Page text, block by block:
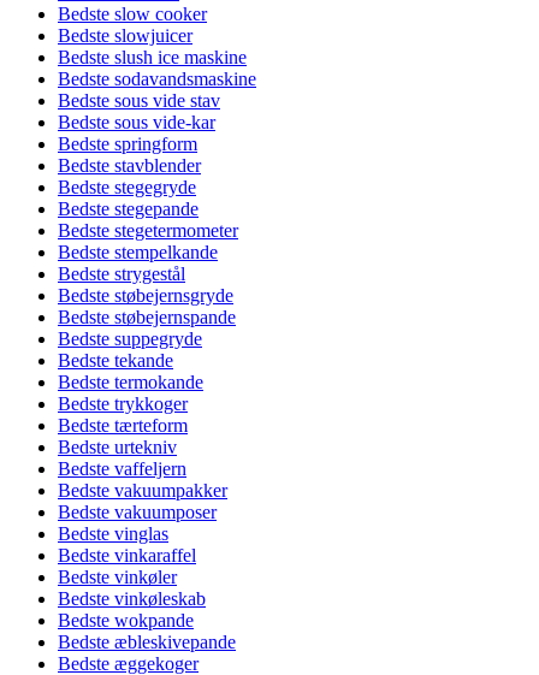
Bedste slow cooker
Bedste slowjuicer
Bedste slush ice maskine
Bedste sodavandsmaskine
Bedste sous vide stav
Bedste sous vide-kar
Bedste springform
Bedste stavblender
Bedste stegegryde
Bedste stegepande
Bedste stegetermometer
Bedste stempelkande
Bedste strygestål
Bedste støbejernsgryde
Bedste støbejernspande
Bedste suppegryde
Bedste tekande
Bedste termokande
Bedste trykkoger
Bedste tærteform
Bedste urtekniv
Bedste vaffeljern
Bedste vakuumpakker
Bedste vakuumposer
Bedste vinglas
Bedste vinkaraffel
Bedste vinkøler
Bedste vinkøleskab
Bedste wokpande
Bedste æbleskivepande
Bedste æggekoger